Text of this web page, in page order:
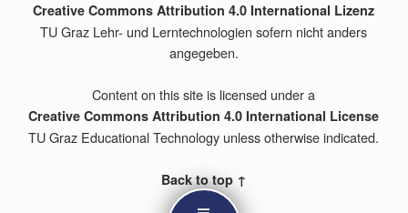
Creative Commons Attribution 4.0 International Lizenz
TU Graz Lehr- und Lerntechnologien sofern nicht anders
angegeben.
Content on this site is licensed under a
Creative Commons Attribution 4.0 International License
TU Graz Educational Technology unless otherwise indicated.
Back to top ↑